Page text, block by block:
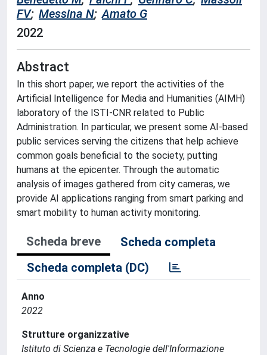
FV; Messina N; Amato G
2022
Abstract
In this short paper, we report the activities of the
Artificial Intelligence for Media and Humanities (AIMH)
laboratory of the ISTI-CNR related to Public
Administration. In particular, we present some AI-based
public services serving the citizens that help achieve
common goals beneficial to the society, putting
humans at the epicenter. Through the automatic
analysis of images gathered from city cameras, we
provide AI applications ranging from smart parking and
smart mobility to human activity monitoring.
Scheda breve
Scheda completa
Scheda completa (DC)
Anno
2022
Strutture organizzative
Istituto di Scienza e Tecnologie dell'Informazione